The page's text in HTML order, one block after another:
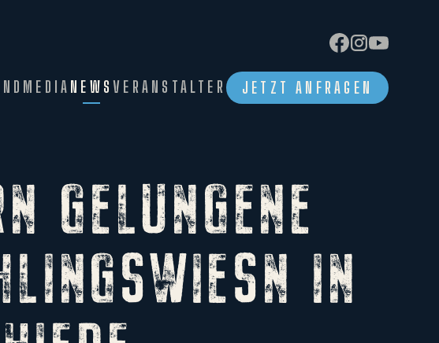
MEDIA NEWS VERANSTALTER JETZT ANFRAGEN
GELUNGENE
IN